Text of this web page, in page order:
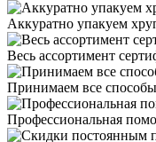
Аккуратно упакуем
Весь ассортимент
Принимаем все
Профессиональная